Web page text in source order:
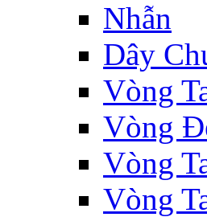
Nhẫn
Dây
Vòng
Vòng
Vòng
Vòng